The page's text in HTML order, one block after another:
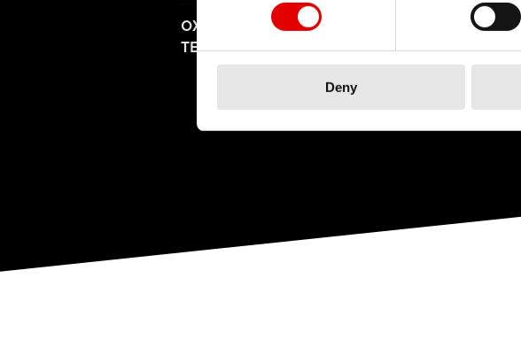
Deny
OXIC
TECHNOLOGIA
TECHNOLOGIA